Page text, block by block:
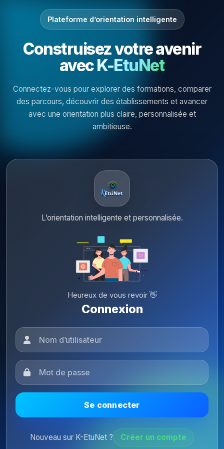
Plateforme d’orientation intelligente
Construisez votre avenir
avecK-EtuNet
Connectez-vous pour explorer des formations, comparer
des parcours, découvrir des établissements et avancer
avec une orientation plus claire, personnalisée et
ambitieuse.
L’orientation intelligente et personnalisée.
Heureux de vous revoir 👋
Connexion
Se connecter
Nouveau sur K-EtuNet ? Créer un compte